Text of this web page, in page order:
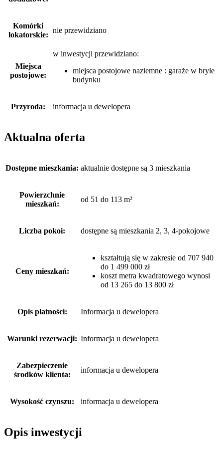
Komórki
lokatorskie:
nie przewidziano
Miejsca
postojowe:
w inwestycji przewidziano:
miejsca postojowe naziemne : garaże w bryle
budynku
Przyroda: informacja u dewelopera
Aktualna oferta
Dostępne mieszkania: aktualnie dostępne są 3 mieszkania
Powierzchnie
mieszkań:
od 51 do 113 m²
Liczba pokoi: dostępne są mieszkania 2, 3, 4-pokojowe
Ceny mieszkań:
kształtują się w zakresie od 707 940
do 1 499 000 zł
koszt metra kwadratowego wynosi
od 13 265 do 13 800 zł
Opis płatności: Informacja u dewelopera
Warunki rezerwacji: Informacja u dewelopera
Zabezpieczenie
środków klienta:
informacja u dewelopera
Wysokość czynszu: informacja u dewelopera
Opis inwestycji